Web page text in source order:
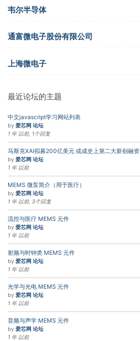
韦尔半导体
通富微电子股份有限公司
上海微电子
最近论坛的主题
中文javascript学习网站列表
by 爱芯网 论坛
1 年 以前, 1个回复
马斯克XAI拟募200亿美元 或成史上第二大新创融资
by 爱芯网 论坛
1 年 以前
MEMS 微泵简介（用于医疗）
by 爱芯网 论坛
1 年 以前, 3个回复
流控与医疗 MEMS 元件
by 爱芯网 论坛
1 年 以前
射频与时钟类 MEMS 元件
by 爱芯网 论坛
1 年 以前
光学与光电 MEMS 元件
by 爱芯网 论坛
1 年 以前
音频与声学 MEMS 元件
by 爱芯网 论坛
1 年 以前